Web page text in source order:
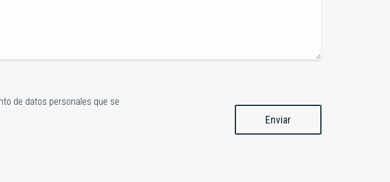
de datos personales que se
Enviar